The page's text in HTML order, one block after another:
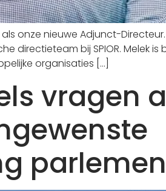
onze nieuwe Adjunct-
directieteam bij SPIOR. Melek
organisaties […]
vragen